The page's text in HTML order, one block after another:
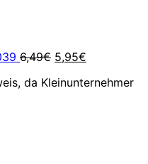
6,49€ 5,95€
da Kleinunternehmer